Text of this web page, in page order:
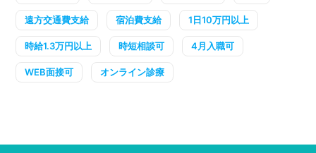
遠方交通費支給 宿泊費支給 1日10万円以上
時給1.3万円以上 時短相談可 4月入職可
WEB面接可 オンライン診療